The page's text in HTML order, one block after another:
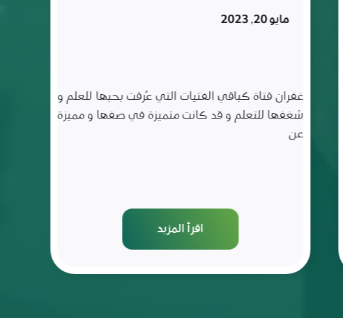
فبراير 6, 2023
ناصر الحسين طالب من منطقة ريف حماه الشرقي
قرية بالحريج منقطع عن التعليم لمدة ثلاث سنوات، تمّ
استهدافه ضمن حملة
اقرأ المزيد